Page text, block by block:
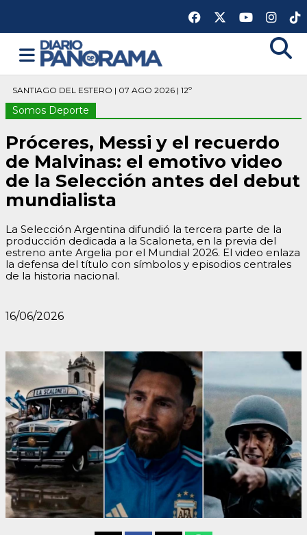
SANTIAGO DEL ESTERO | 07 AGO 2026 | 12º
Somos Deporte
Próceres, Messi y el recuerdo
de Malvinas: el emotivo video
de la Selección antes del debut
mundialista
La Selección Argentina difundió la tercera parte de la
producción dedicada a la Scaloneta, en la previa del
estreno ante Argelia por el Mundial 2026. El video enlaza
la defensa del título con símbolos y episodios centrales
de la historia nacional.
16/06/2026